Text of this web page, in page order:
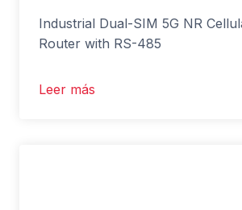
Industrial Dual-SIM 5G NR
Router with RS-485
Leer más